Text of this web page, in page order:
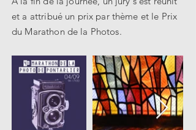
et a attribué un prix par thème et le Prix
du Marathon de la Photos.